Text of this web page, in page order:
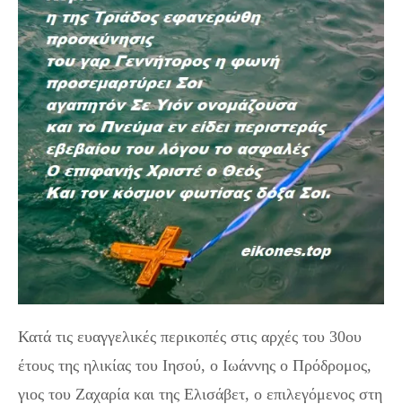
Κατά τις ευαγγελικές περικοπές στις αρχές του 30ου
έτους της ηλικίας του Ιησού, ο Ιωάννης ο Πρόδρομος,
γιος του Ζαχαρία και της Ελισάβετ, ο επιλεγόμενος στη